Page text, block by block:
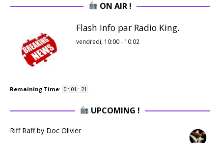
ON AIR !
Flash Info par Radio King.
vendredi, 10:00- 10:02
Remaining Time: 0 : 01 : 20
UPCOMING !
Riff Raff by Doc Olivier